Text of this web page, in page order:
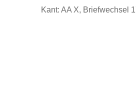
Kant: AA X, Briefwechsel